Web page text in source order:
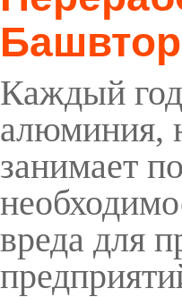
Каждый
алюминия,
занимает
вреда для